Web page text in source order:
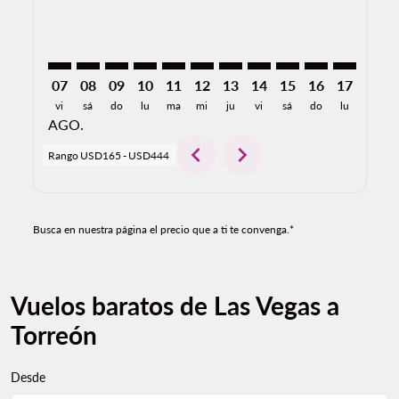
07
vi
AGO.
08
sá
09
do
10
lu
11
ma
12
mi
13
ju
14
vi
15
sá
16
do
17
lu
Rango USD165- USD444 chevron_left chevron_right
Busca en nuestra página el precio que a ti te convenga.*
Vuelos baratos de Las Vegas a
Torreón
Desde